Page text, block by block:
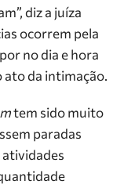
diz a juíza
ocorrem pela
no dia e hora
ato da intimação.
tem sido muito
paradas